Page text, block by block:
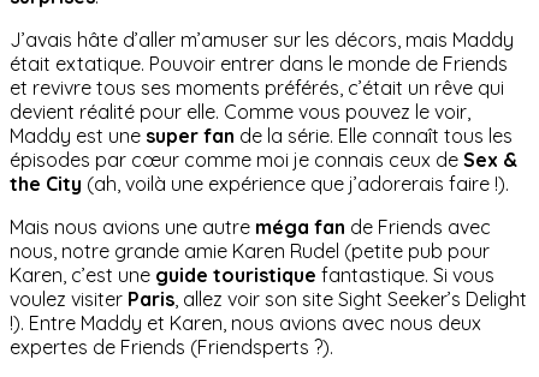
J’avais hâte d’aller m’amuser sur les décors, mais Maddy
était extatique. Pouvoir entrer dans le monde de Friends
et revivre tous ses moments préférés, c’était un rêve qui
devient réalité pour elle. Comme vous pouvez le voir,
Maddy est une super fan de la série. Elle connaît tous les
épisodes par cœur comme moi je connais ceux de Sex &
the City (ah, voilà une expérience que j’adorerais faire !).
Mais nous avions une autre méga fan de Friends avec
nous, notre grande amie Karen Rudel (petite pub pour
Karen, c’est une guide touristique fantastique. Si vous
voulez visiter Paris, allez voir son site Sight Seeker’s Delight
!). Entre Maddy et Karen, nous avions avec nous deux
expertes de Friends (Friendsperts ?).